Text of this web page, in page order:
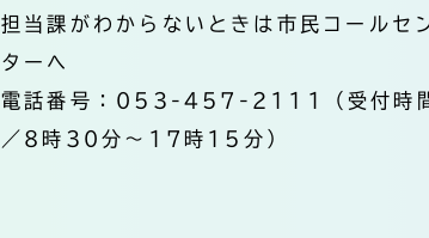
担当課がわからないときは市民コールセ
ターへ
電話番号：053-457-2111（受付時
／8時30分～17時15分）